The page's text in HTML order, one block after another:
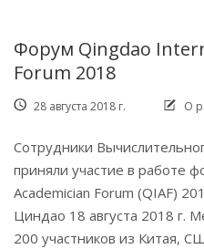
Форум Qingdao
Forum 2018
28 августа 2018 г. О
Сотрудники
приняли участие в работе
Academician Forum (QIAF)
Циндао 18 августа 2018 г.
200 участников из Китая,